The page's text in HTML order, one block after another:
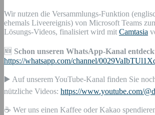
Wir nutzen die Versammlungs-Funktion
ehemals Liveereignis) von Microsoft Teams
Lösungs-Videos, finalisiert wird mit Camtasia
🆕 Schon unseren WhatsApp-Kanal
https://whatsapp.com/channel/
▶️ Auf unserem YouTube-Kanal finden Sie
nützliche Videos: https://www.youtube.com/
☕ Wer uns einen Kaffee oder Kakao